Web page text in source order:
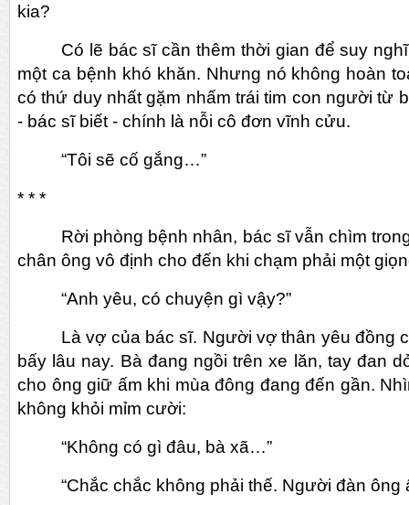
kia?
Có lẽ bác sĩ cần thêm thời gian để suy
một ca bệnh khó khăn. Nhưng nó không hoàn
có thứ duy nhất gặm nhấm trái tim con người từ
- bác sĩ biết - chính là nỗi cô đơn vĩnh cửu.
“Tôi sẽ cố gắng…”
* * *
Rời phòng bệnh nhân, bác sĩ vẫn chìm
chân ông vô định cho đến khi chạm phải một
“Anh yêu, có chuyện gì vậy?”
Là vợ của bác sĩ. Người vợ thân yêu đồng
bấy lâu nay. Bà đang ngồi trên xe lăn, tay đan
cho ông giữ ấm khi mùa đông đang đến gần.
không khỏi mỉm cười:
“Không có gì đâu, bà xã…”
“Chắc chắc không phải thế. Người đàn ông